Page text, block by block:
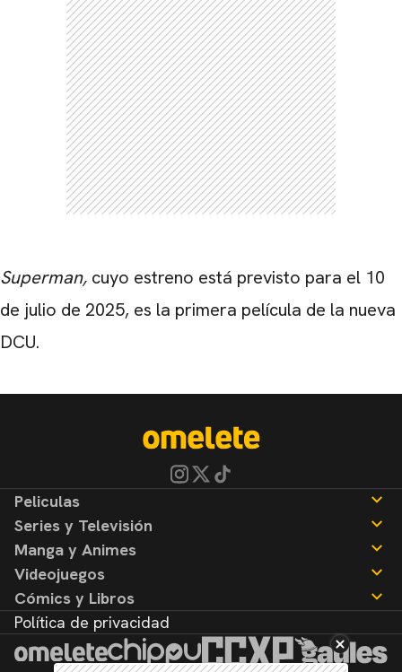
Superman, cuyo estreno está previsto para el 10
de julio de 2025, es la primera película de la nueva
DCU.
Peliculas
Noticias
Reseñas
Series y Televisión
Noticias
Reseñas
Manga y Animes
Noticias
Reseñas
Videojuegos
Noticias
Reseñas
Cómics y Libros
Noticias
Reseñas
Política de privacidad